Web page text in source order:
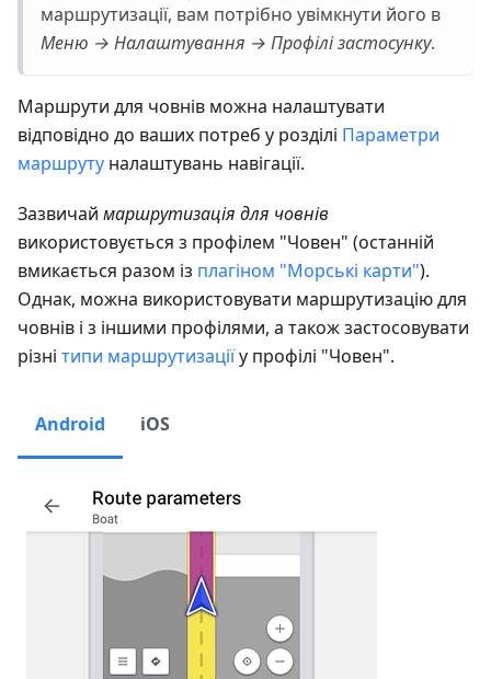
маршрутизації, вам потрібно увімкнути його в
Меню → Налаштування → Профілі застосунку.
Маршрути для човнів можна налаштувати
відповідно до ваших потреб у розділі Параметри
маршруту налаштувань навігації.
Зазвичай маршрутизація для човнів
використовується з профілем "Човен" (останній
вмикається разом із плагіном "Морські карти").
Однак, можна використовувати маршрутизацію для
човнів і з іншими профілями, а також застосовувати
різні типи маршрутизаціїу профілі "Човен".
Android iOS